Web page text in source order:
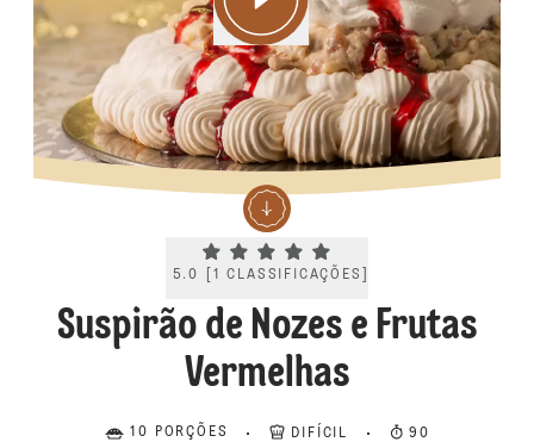
Current rating 5.0. Click to rate.
5.0 1 CLASSIFICAÇÕES
Suspirão de Nozes e Frutas
Vermelhas
10 PORÇÕES DIFÍCIL 90